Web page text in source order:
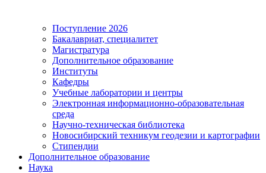
Поступление 2026
Бакалавриат, специалитет
Магистратура
Дополнительное образование
Институты
Кафедры
Учебные лаборатории и центры
Электронная информационно-образовательная
среда
Научно-техническая библиотека
Новосибирский техникум геодезии и картографии
Стипендии
Дополнительное образование
Наука